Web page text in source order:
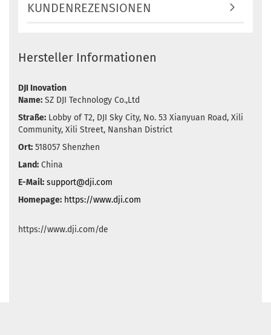
KUNDENREZENSIONEN
Hersteller Informationen
DJI Inovation
Name: SZ DJI Technology Co.,Ltd
Straße: Lobby of T2, DJI Sky City, No. 53 Xianyuan Road, Xili
Community, Xili Street, Nanshan District
Ort: 518057 Shenzhen
Land: China
E-Mail: support@dji.com
Homepage: https://www.dji.com
https://www.dji.com/de